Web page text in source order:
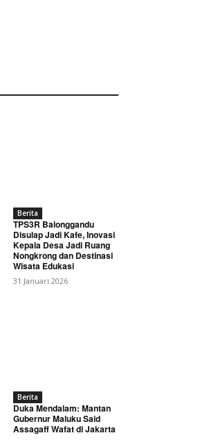
Berita
TPS3R Balonggandu
Disulap Jadi Kafe, Inovasi
Kepala Desa Jadi Ruang
Nongkrong dan Destinasi
Wisata Edukasi
31 Januari 2026
Berita
Duka Mendalam: Mantan
Gubernur Maluku Said
Assagaff Wafat di Jakarta